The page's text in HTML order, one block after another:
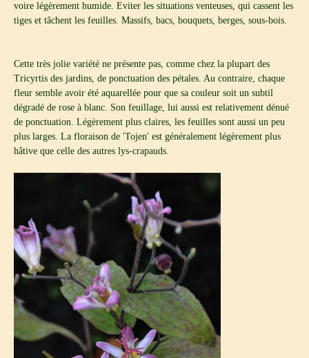
voire légèrement humide. Eviter les situations venteuses, qui cassent les
tiges et tâchent les feuilles. Massifs, bacs, bouquets, berges, sous-bois.
Cette très jolie variété ne présente pas, comme chez la plupart des
Tricyrtis des jardins, de ponctuation des pétales. Au contraire, chaque
fleur semble avoir été aquarellée pour que sa couleur soit un subtil
dégradé de rose à blanc. Son feuillage, lui aussi est relativement dénué
de ponctuation. Légèrement plus claires, les feuilles sont aussi un peu
plus larges. La floraison de 'Tojen' est généralement légèrement plus
hâtive que celle des autres lys-crapauds.